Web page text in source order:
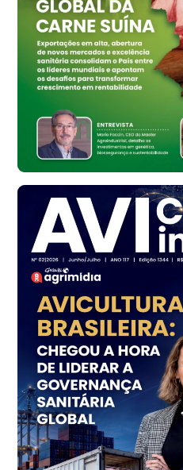
Ovo Branco - Regional
Bastos (SP)
R$ 134,42
cx
Ovo Vermelho - Regional
Bastos (SP)
R$ 148,56
cx
Frango - Indicador
R$ 7,16
kg
Frango - Indicador
R$ 7,18
kg
Trigo Atacado - Regional
PR
R$ 1.414,46
t
Trigo Atacado - Regional
RS